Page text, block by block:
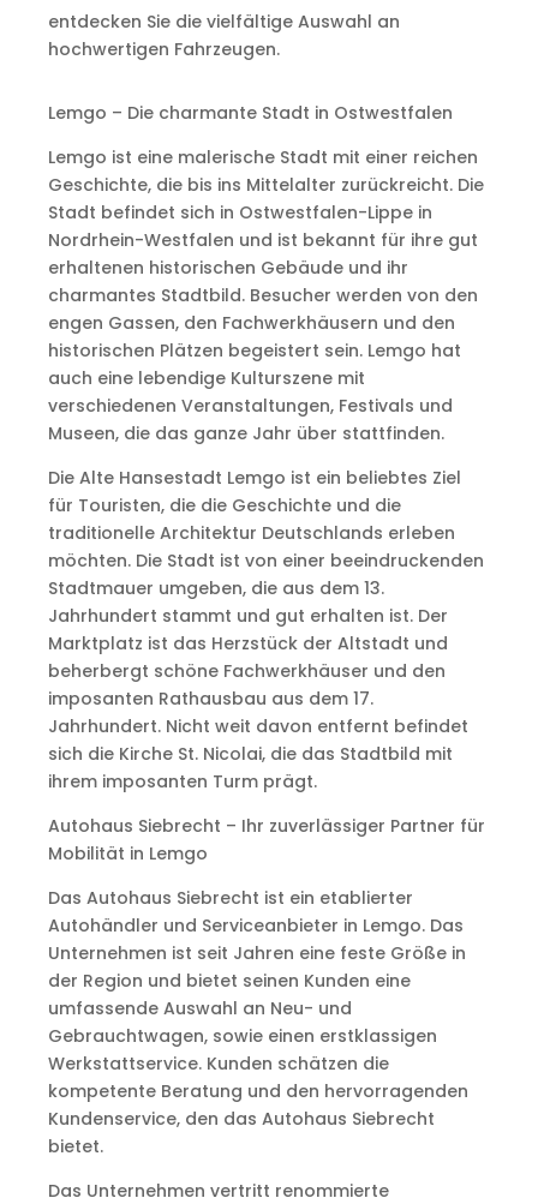
entdecken Sie die vielfältige Auswahl an
hochwertigen Fahrzeugen.
Lemgo – Die charmante Stadt in Ostwestfalen
Lemgo ist eine malerische Stadt mit einer reichen
Geschichte, die bis ins Mittelalter zurückreicht. Die
Stadt befindet sich in Ostwestfalen-Lippe in
Nordrhein-Westfalen und ist bekannt für ihre gut
erhaltenen historischen Gebäude und ihr
charmantes Stadtbild. Besucher werden von den
engen Gassen, den Fachwerkhäusern und den
historischen Plätzen begeistert sein. Lemgo hat
auch eine lebendige Kulturszene mit
verschiedenen Veranstaltungen, Festivals und
Museen, die das ganze Jahr über stattfinden.
Die Alte Hansestadt Lemgo ist ein beliebtes Ziel
für Touristen, die die Geschichte und die
traditionelle Architektur Deutschlands erleben
möchten. Die Stadt ist von einer beeindruckenden
Stadtmauer umgeben, die aus dem 13.
Jahrhundert stammt und gut erhalten ist. Der
Marktplatz ist das Herzstück der Altstadt und
beherbergt schöne Fachwerkhäuser und den
imposanten Rathausbau aus dem 17.
Jahrhundert. Nicht weit davon entfernt befindet
sich die Kirche St. Nicolai, die das Stadtbild mit
ihrem imposanten Turm prägt.
Autohaus Siebrecht – Ihr zuverlässiger Partner für
Mobilität in Lemgo
Das Autohaus Siebrecht ist ein etablierter
Autohändler und Serviceanbieter in Lemgo. Das
Unternehmen ist seit Jahren eine feste Größe in
der Region und bietet seinen Kunden eine
umfassende Auswahl an Neu- und
Gebrauchtwagen, sowie einen erstklassigen
Werkstattservice. Kunden schätzen die
kompetente Beratung und den hervorragenden
Kundenservice, den das Autohaus Siebrecht
bietet.
Das Unternehmen vertritt renommierte